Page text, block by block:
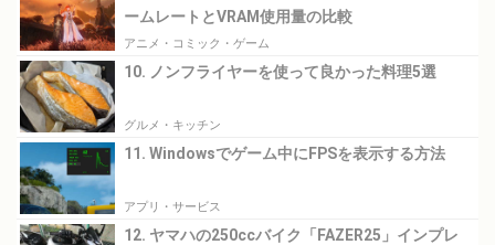
ームレートとVRAM使用量の比較
アニメ・コミック・ゲーム
10. ノンフライヤーを使って良かった料理5選
グルメ・キッチン
11. Windowsでゲーム中にFPSを表示する方法
アプリ・サービス
12. ヤマハの250ccバイク「FAZER25」インプレ